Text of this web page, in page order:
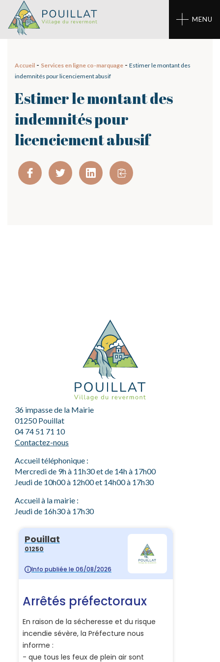
Panneau de gestion des cookies
MENU
Accueil - Services en ligne co-marquage - Estimer le montant des
indemnités pour licenciement abusif
Estimer le montant des
indemnités pour
licenciement abusif
36 impasse de la Mairie
01250 Pouillat
04 74 51 71 10
Contactez-nous
Accueil téléphonique :
Mercredi de 9h à 11h30 et de 14h à 17h00
Jeudi de 10h00 à 12h00 et 14h00 à 17h30
Accueil à la mairie :
Jeudi de 16h30 à 17h30